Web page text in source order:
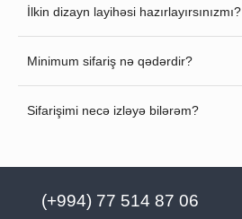
İlkin dizayn layihəsi hazırlayırsınızmı?
Minimum sifariş nə qədərdir?
Sifarişimi necə izləyə bilərəm?
(+994) 77 514 87 06